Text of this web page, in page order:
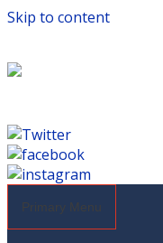
Skip to content
Primary Menu